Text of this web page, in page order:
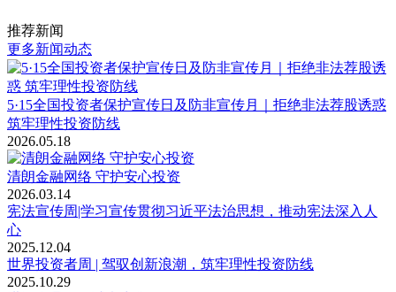
推荐新闻
更多新闻动态
5·15全国投资者保护宣传日及防非宣传月｜拒绝非法荐股诱惑
筑牢理性投资防线
2026.05.18
清朗金融网络 守护安心投资
2026.03.14
宪法宣传周|学习宣传贯彻习近平法治思想，推动宪法深入人
心
2025.12.04
世界投资者周 | 驾驭创新浪潮，筑牢理性投资防线
2025.10.29